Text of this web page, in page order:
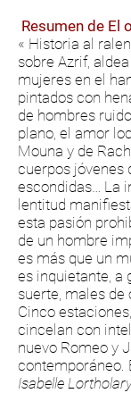
Resumen de El
« Historia al
sobre Azrif,
mujeres en el
pintados con
de hombres
plano, el amor
Mouna y de
cuerpos jóvenes
escondidas… La
lentitud
esta pasión
de un hombre
es más que un
es inquietante, a
suerte, males de
Cinco
cincelan con
nuevo Romeo y
contemporáneo.
Isabelle